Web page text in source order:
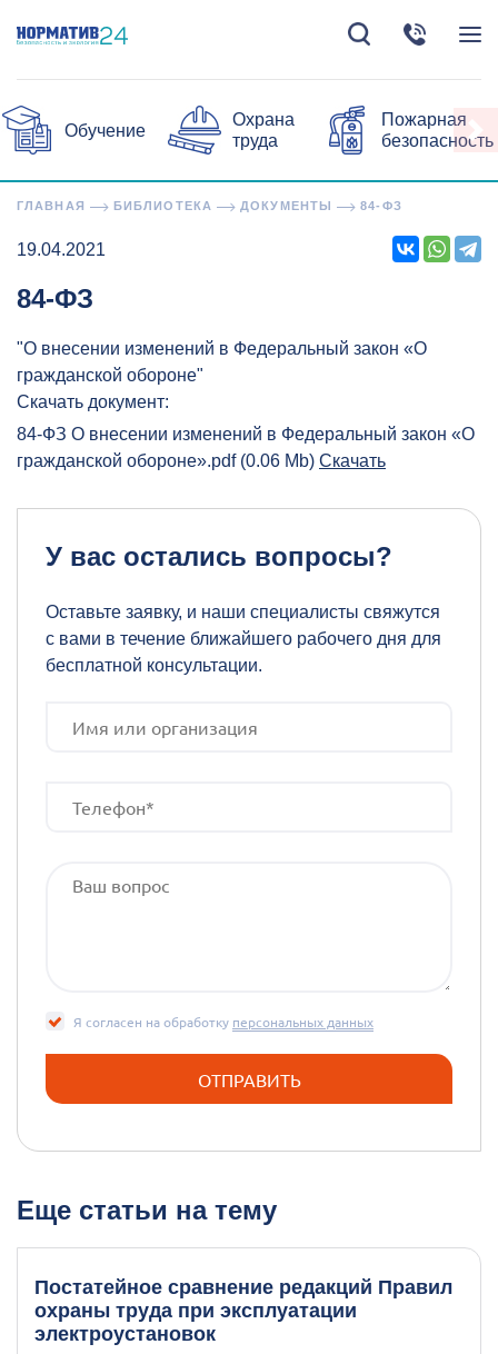
Обучение
Охрана
труда
Пожарная
безопасность
ГЛАВНАЯ БИБЛИОТЕКА ДОКУМЕНТЫ 84-ФЗ
19.04.2021
84-ФЗ
"О внесении изменений в Федеральный закон «О
гражданской обороне"
Скачать документ:
84-ФЗ О внесении изменений в Федеральный закон «О
гражданской обороне».pdf (0.06 Mb) Скачать
У вас остались вопросы?
Оставьте заявку, и наши специалисты свяжутся
с вами в течение ближайшего рабочего дня для
бесплатной консультации.
Я согласен на обработку персональных данных
Еще статьи на тему
Постатейное сравнение редакций Правил
охраны труда при эксплуатации
электроустановок